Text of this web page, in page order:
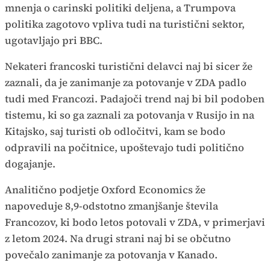
mnenja o carinski politiki deljena, a Trumpova
politika zagotovo vpliva tudi na turistični sektor,
ugotavljajo pri BBC.
Nekateri francoski turistični delavci naj bi sicer že
zaznali, da je zanimanje za potovanje v ZDA padlo
tudi med Francozi. Padajoči trend naj bi bil podoben
tistemu, ki so ga zaznali za potovanja v Rusijo in na
Kitajsko, saj turisti ob odločitvi, kam se bodo
odpravili na počitnice, upoštevajo tudi politično
dogajanje.
Analitično podjetje Oxford Economics že
napoveduje 8,9-odstotno zmanjšanje števila
Francozov, ki bodo letos potovali v ZDA, v primerjavi
z letom 2024. Na drugi strani naj bi se občutno
povečalo zanimanje za potovanja v Kanado.